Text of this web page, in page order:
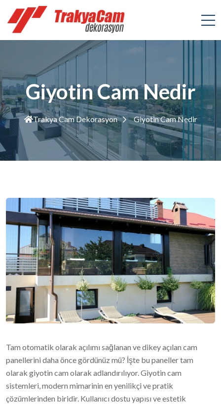
Giyotin Cam Nedir
Trakya Cam Dekorasyon Giyotin Cam Nedir
Tam otomatik olarak açılımı sağlanan ve dikey açılan cam
panellerini daha önce gördünüz mü? İşte bu paneller tam
olarak giyotin cam olarak adlandırılıyor. Giyotin cam
sistemleri, modern mimarinin en yenilikçi ve pratik
çözümlerinden biridir. Kullanıcı dostu yapısı ve estetik